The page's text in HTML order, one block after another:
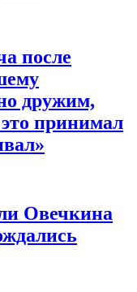
после
дружим,
принимал
Овечкина